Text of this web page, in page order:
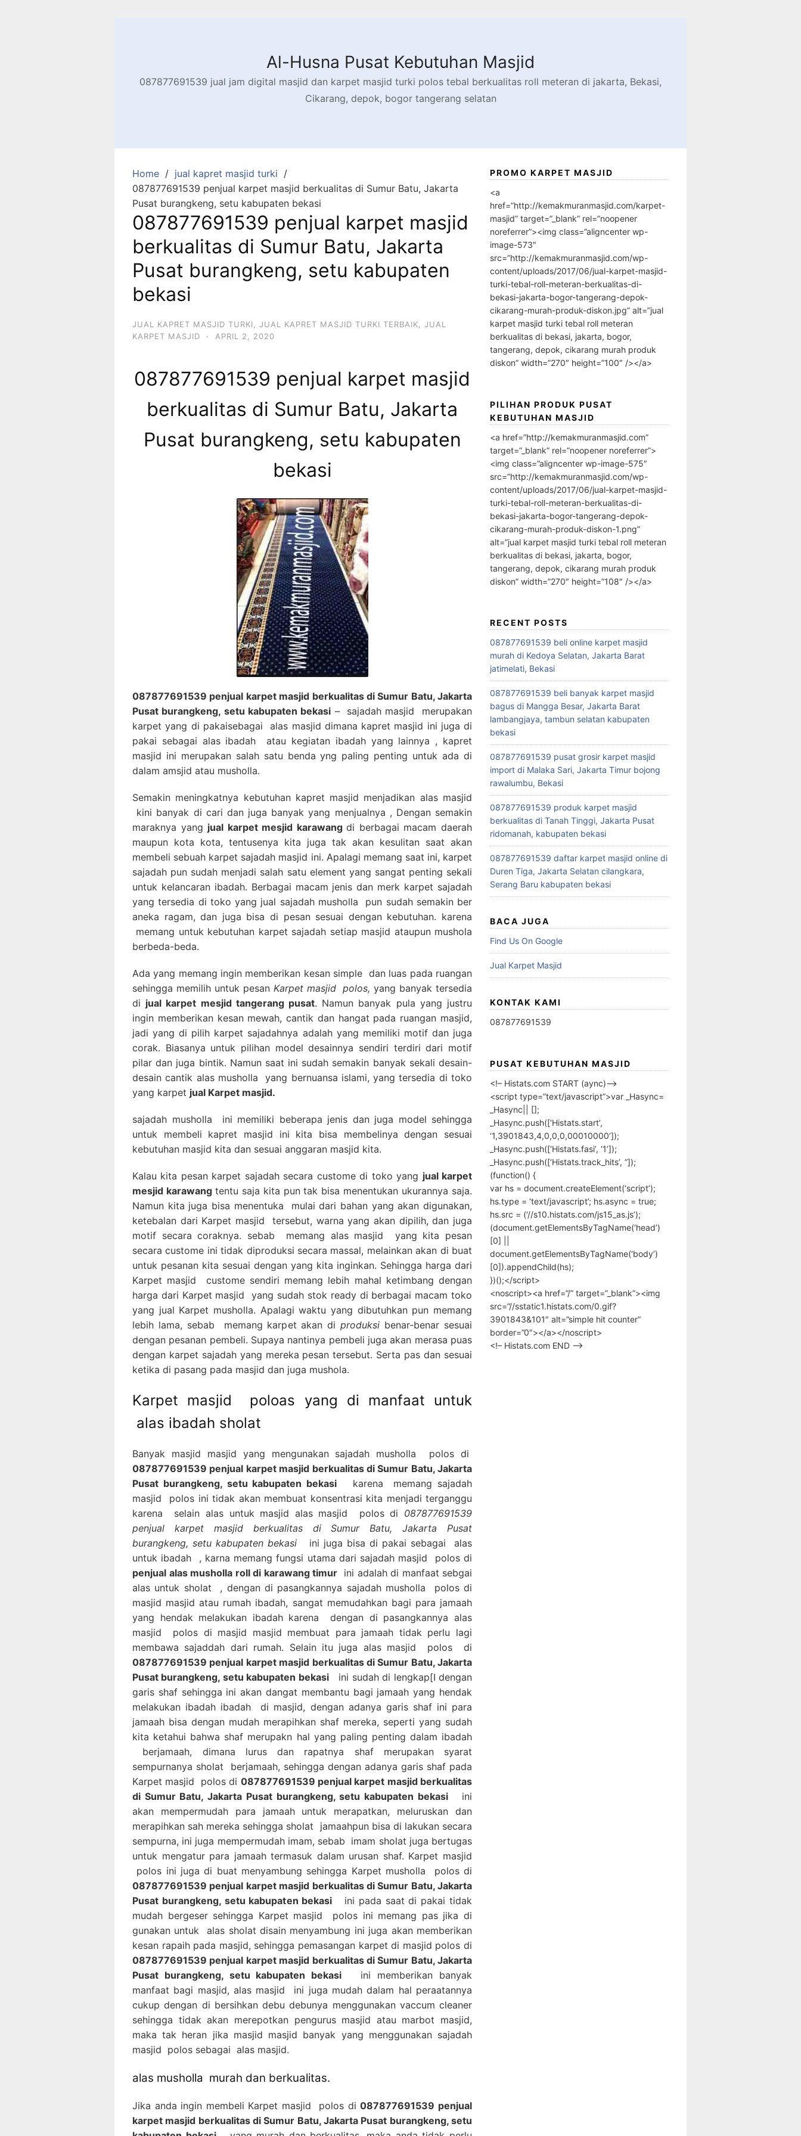
Al-Husna Pusat Kebutuhan Masjid
087877691539 jual jam digital masjid dan karpet masjid turki polos tebal berkualitas roll meteran di jakarta, Bekasi,
Cikarang, depok, bogor tangerang selatan
Home
jual kapret masjid turki
087877691539 penjual karpet masjid berkualitas di Sumur Batu, Jakarta
Pusat burangkeng, setu kabupaten bekasi
087877691539 penjual karpet masjid
berkualitas di Sumur Batu, Jakarta
Pusat burangkeng, setu kabupaten
bekasi
JUAL KAPRET MASJID TURKI JUAL KAPRET MASJID TURKI TERBAIK
JUAL
KARPET MASJID
· APRIL 2, 2020
087877691539 penjual karpet masjid
berkualitas di Sumur Batu, Jakarta
Pusat burangkeng, setu kabupaten
bekasi
087877691539 penjual karpet masjid berkualitas di Sumur Batu, Jakarta
Pusat burangkeng, setu kabupaten bekasi – sajadah masjid merupakan
karpet yang di pakaisebagai alas masjid dimana kapret masjid ini juga di
pakai sebagai alas ibadah atau kegiatan ibadah yang lainnya , kapret
masjid ini merupakan salah satu benda yng paling penting untuk ada di
dalam amsjid atau musholla.
Semakin meningkatnya kebutuhan kapret masjid menjadikan alas masjid
kini banyak di cari dan juga banyak yang menjualnya , Dengan semakin
maraknya yang jual karpet mesjid karawangdi berbagai macam daerah
maupun kota kota, tentusenya kita juga tak akan kesulitan saat akan
membeli sebuah karpet sajadah masjid ini. Apalagi memang saat ini, karpet
sajadah pun sudah menjadi salah satu element yang sangat penting sekali
untuk kelancaran ibadah. Berbagai macam jenis dan merk karpet sajadah
yang tersedia di toko yang jual sajadah musholla pun sudah semakin ber
aneka ragam, dan juga bisa di pesan sesuai dengan kebutuhan. karena
memang untuk kebutuhan karpet sajadah setiap masjid ataupun mushola
berbeda-beda.
Ada yang memang ingin memberikan kesan simple dan luas pada ruangan
sehingga memilih untuk pesan Karpet masjid polos, yang banyak tersedia
di jual karpet mesjid tangerang pusat. Namun banyak pula yang justru
ingin memberikan kesan mewah, cantik dan hangat pada ruangan masjid,
jadi yang di pilih karpet sajadahnya adalah yang memiliki motif dan juga
corak. Biasanya untuk pilihan model desainnya sendiri terdiri dari motif
pilar dan juga bintik. Namun saat ini sudah semakin banyak sekali desain-
desain cantik alas musholla yang bernuansa islami, yang tersedia di toko
yang karpet jual Karpet masjid.
sajadah musholla ini memiliki beberapa jenis dan juga model sehingga
untuk membeli kapret masjid ini kita bisa membelinya dengan sesuai
kebutuhan masjid kita dan sesuai anggaran masjid kita.
Kalau kita pesan karpet sajadah secara custome di toko yang jual karpet
mesjid karawang tentu saja kita pun tak bisa menentukan ukurannya saja.
Namun kita juga bisa menentuka mulai dari bahan yang akan digunakan,
ketebalan dari Karpet masjid tersebut, warna yang akan dipilih, dan juga
motif secara coraknya. sebab memang alas masjid yang kita pesan
secara custome ini tidak diproduksi secara massal, melainkan akan di buat
untuk pesanan kita sesuai dengan yang kita inginkan. Sehingga harga dari
Karpet masjid custome sendiri memang lebih mahal ketimbang dengan
harga dari Karpet masjid yang sudah stok ready di berbagai macam toko
yang jual Karpet musholla. Apalagi waktu yang dibutuhkan pun memang
lebih lama, sebab memang karpet akan diproduksi benar-benar sesuai
dengan pesanan pembeli. Supaya nantinya pembeli juga akan merasa puas
dengan karpet sajadah yang mereka pesan tersebut. Serta pas dan sesuai
ketika di pasang pada masjid dan juga mushola.
Karpet masjid poloas yang di manfaat untuk
alas ibadah sholat
Banyak masjid masjid yang mengunakan sajadah musholla polos di
087877691539 penjual karpet masjid berkualitas di Sumur Batu, Jakarta
Pusat burangkeng, setu kabupaten bekasi karena memang sajadah
masjid polos ini tidak akan membuat konsentrasi kita menjadi terganggu
karena selain alas untuk masjid alas masjid polos di 087877691539
penjual karpet masjid berkualitas di Sumur Batu, Jakarta Pusat
burangkeng, setu kabupaten bekasi ini juga bisa di pakai sebagai alas
untuk ibadah , karna memang fungsi utama dari sajadah masjid polos di
penjual alas musholla roll di karawang timur ini adalah di manfaat sebgai
alas untuk sholat , dengan di pasangkannya sajadah musholla polos di
masjid masjid atau rumah ibadah, sangat memudahkan bagi para jamaah
yang hendak melakukan ibadah karena dengan di pasangkannya alas
masjid polos di masjid masjid membuat para jamaah tidak perlu lagi
membawa sajaddah dari rumah. Selain itu juga alas masjid polos di
087877691539 penjual karpet masjid berkualitas di Sumur Batu, Jakarta
Pusat burangkeng, setu kabupaten bekasiini sudah di lengkap[I dengan
garis shaf sehingga ini akan dangat membantu bagi jamaah yang hendak
melakukan ibadah ibadah di masjid, dengan adanya garis shaf ini para
jamaah bisa dengan mudah merapihkan shaf mereka, seperti yang sudah
kita ketahui bahwa shaf merupakn hal yang paling penting dalam ibadah
berjamaah, dimana lurus dan rapatnya shaf merupakan syarat
sempurnanya sholat berjamaah, sehingga dengan adanya garis shaf pada
Karpet masjid polos di 087877691539 penjual karpet masjid berkualitas
di Sumur Batu, Jakarta Pusat burangkeng, setu kabupaten bekasiini
akan mempermudah para jamaah untuk merapatkan, meluruskan dan
merapihkan sah mereka sehingga sholat jamaahpun bisa di lakukan secara
sempurna, ini juga mempermudah imam, sebab imam sholat juga bertugas
untuk mengatur para jamaah termasuk dalam urusan shaf. Karpet masjid
polos ini juga di buat menyambung sehingga Karpet musholla polos di
087877691539 penjual karpet masjid berkualitas di Sumur Batu, Jakarta
Pusat burangkeng, setu kabupaten bekasi ini pada saat di pakai tidak
mudah bergeser sehingga Karpet masjid polos ini memang pas jika di
gunakan untuk alas sholat disain menyambung ini juga akan memberikan
kesan rapaih pada masjid, sehingga pemasangan karpet di masjid polos di
087877691539 penjual karpet masjid berkualitas di Sumur Batu, Jakarta
Pusat burangkeng, setu kabupaten bekasi ini memberikan banyak
manfaat bagi masjid, alas masjid ini juga mudah dalam hal peraatannya
cukup dengan di bersihkan debu debunya menggunakan vaccum cleaner
sehingga tidak akan merepotkan pengurus masjid atau marbot masjid,
maka tak heran jika masjid masjid banyak yang menggunakan sajadah
masjid polos sebagai alas masjid.
alas musholla murah dan berkualitas.
Jika anda ingin membeli Karpet masjid polos di087877691539 penjual
karpet masjid berkualitas di Sumur Batu, Jakarta Pusat burangkeng, setu
PROMO KARPET MASJID
<a
href=”http://kemakmuranmasjid.com/karpet-
masjid” target=”_blank” rel=”noopener
noreferrer”><img class=”aligncenter wp-
image-573″
src=”http://kemakmuranmasjid.com/wp-
content/uploads/2017/06/jual-karpet-masjid-
turki-tebal-roll-meteran-berkualitas-di-
bekasi-jakarta-bogor-tangerang-depok-
cikarang-murah-produk-diskon.jpg” alt=”jual
karpet masjid turki tebal roll meteran
berkualitas di bekasi, jakarta, bogor,
tangerang, depok, cikarang murah produk
diskon” width=”270″ height=”100″ /></a>
PILIHAN PRODUK PUSAT
KEBUTUHAN MASJID
<a href=”http://kemakmuranmasjid.com”
target=”_blank” rel=”noopener noreferrer”>
<img class=”aligncenter wp-image-575″
src=”http://kemakmuranmasjid.com/wp-
content/uploads/2017/06/jual-karpet-masjid-
turki-tebal-roll-meteran-berkualitas-di-
bekasi-jakarta-bogor-tangerang-depok-
cikarang-murah-produk-diskon-1.png”
alt=”jual karpet masjid turki tebal roll meteran
berkualitas di bekasi, jakarta, bogor,
tangerang, depok, cikarang murah produk
diskon” width=”270″ height=”108″ /></a>
RECENT POSTS
087877691539 beli online karpet masjid
murah di Kedoya Selatan, Jakarta Barat
jatimelati, Bekasi
087877691539 beli banyak karpet masjid
bagus di Mangga Besar, Jakarta Barat
lambangjaya, tambun selatan kabupaten
bekasi
087877691539 pusat grosir karpet masjid
import di Malaka Sari, Jakarta Timur bojong
rawalumbu, Bekasi
087877691539 produk karpet masjid
berkualitas di Tanah Tinggi, Jakarta Pusat
ridomanah, kabupaten bekasi
087877691539 daftar karpet masjid online di
Duren Tiga, Jakarta Selatan cilangkara,
Serang Baru kabupaten bekasi
BACA JUGA
Find Us On Google
Jual Karpet Masjid
KONTAK KAMI
087877691539
PUSAT KEBUTUHAN MASJID
<!– Histats.com START (aync)–>
<script type=”text/javascript”>var _Hasync=
_Hasync|| [];
_Hasync.push([‘Histats.start’,
‘1,3901843,4,0,0,0,00010000’]);
_Hasync.push([‘Histats.fasi’, ‘1’]);
_Hasync.push([‘Histats.track_hits’, ”]);
(function() {
var hs = document.createElement(‘script’);
hs.type = ‘text/javascript’; hs.async = true;
hs.src = (‘//s10.histats.com/js15_as.js’);
(document.getElementsByTagName(‘head’)
[0] ||
document.getElementsByTagName(‘body’)
[0]).appendChild(hs);
})();</script>
<noscript><a href=”/” target=”_blank”><img
src=”//sstatic1.histats.com/0.gif?
3901843&101″ alt=”simple hit counter”
border=”0″></a></noscript>
<!– Histats.com END –>